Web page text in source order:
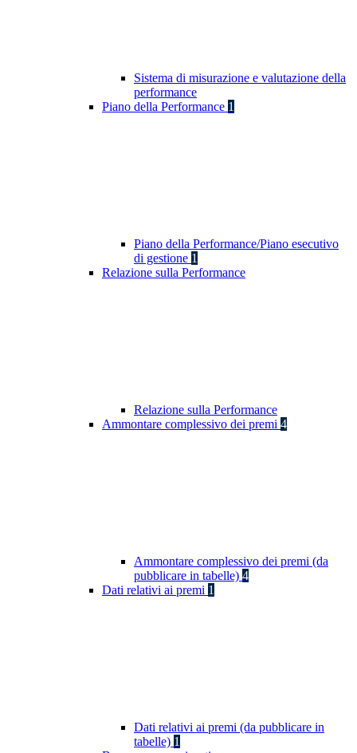
Sistema di misurazione e valutazione della
performance
Piano della Performance 1
Piano della Performance/Piano esecutivo
di gestione 1
Relazione sulla Performance
Relazione sulla Performance
Ammontare complessivo dei premi 4
Ammontare complessivo dei premi (da
pubblicare in tabelle) 4
Dati relativi ai premi 1
Dati relativi ai premi (da pubblicare in
tabelle) 1